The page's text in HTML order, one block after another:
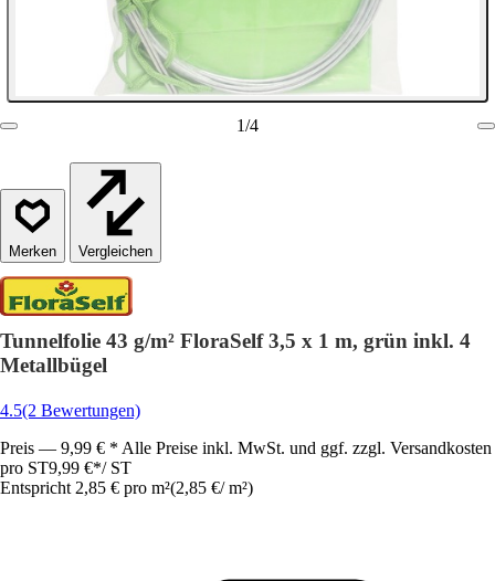
1/4
Vergleichen
Tunnelfolie 43 g/m² FloraSelf 3,5 x 1 m, grün inkl. 4
Metallbügel
4.5(2 Bewertungen)
Preis — 9,99 € * Alle Preise inkl. MwSt. und ggf. zzgl. Versandkosten
pro ST9,99 €*/ ST
Entspricht 2,85 € pro m²(2,85 €/ m²)